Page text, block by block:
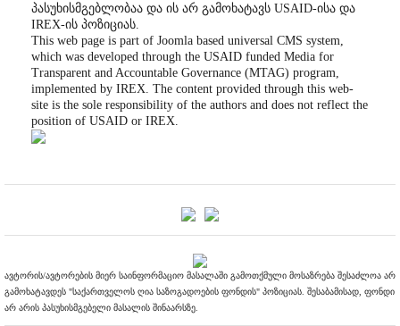
პასუხისმგებლობაა და ის არ გამოხატავს USAID-ისა და
IREX-ის პოზიციას.
This web page is part of Joomla based universal CMS system,
which was developed through the USAID funded Media for
Transparent and Accountable Governance (MTAG) program,
implemented by IREX. The content provided through this web-
site is the sole responsibility of the authors and does not reflect the
position of USAID or IREX.
ავტორის/ავტორების მიერ საინფორმაციო მასალაში გამოთქმული მოსაზრება შესაძლოა არ
გამოხატავდეს "საქართველოს ღია საზოგადოების ფონდის" პოზიციას. შესაბამისად, ფონდი
არ არის პასუხისმგებელი მასალის შინაარსზე.